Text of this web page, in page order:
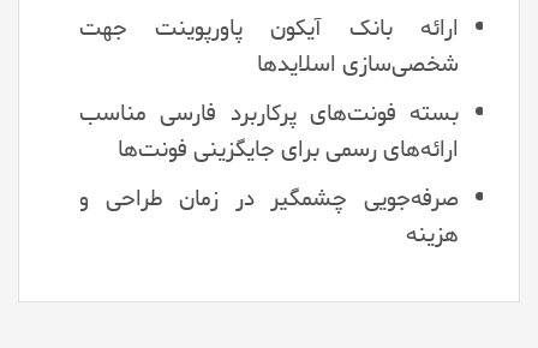
ارائه بانک آیکون پاورپوینت جهت
شخصی‌سازی اسلایدها
بسته فونت‌های پرکاربرد فارسی مناسب
ارائه‌های رسمی برای جایگزینی فونت‌ها
صرفه‌جویی چشمگیر در زمان طراحی و
هزینه